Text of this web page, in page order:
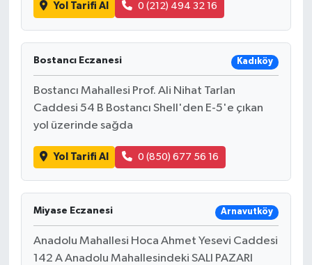
Yol Tarifi Al 0 (212) 494 32 16
Bostancı Eczanesi Kadıköy
Bostancı Mahallesi Prof. Ali Nihat Tarlan
Caddesi 54 B Bostancı Shell'den E-5'e çıkan
yol üzerinde sağda
Yol Tarifi Al 0 (850) 677 56 16
Miyase Eczanesi Arnavutköy
Anadolu Mahallesi Hoca Ahmet Yesevi Caddesi
142 A Anadolu Mahallesindeki SALI PAZARI